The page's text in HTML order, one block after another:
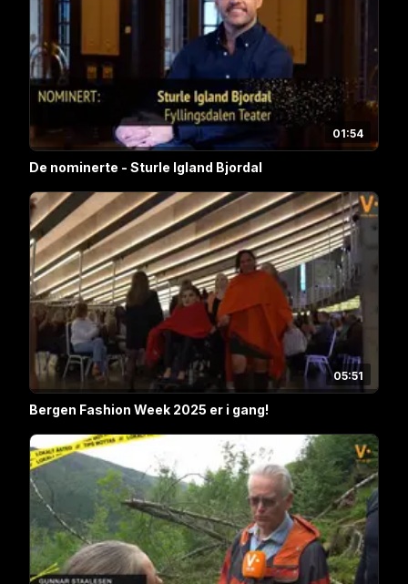
01:54
De nominerte - Sturle Igland Bjordal
05:51
Bergen Fashion Week 2025 er i gang!